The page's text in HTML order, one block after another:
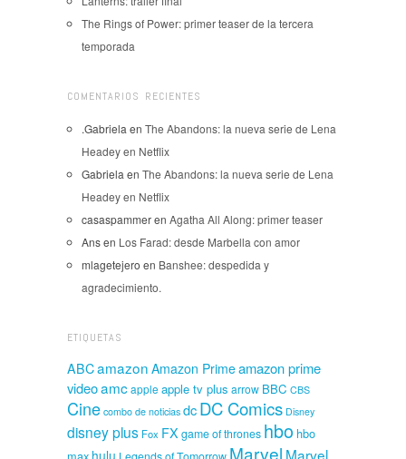
The Rings of Power: primer teaser de la tercera
temporada
COMENTARIOS RECIENTES
.Gabriela en The Abandons: la nueva serie de Lena
Headey en Netflix
Gabriela en The Abandons: la nueva serie de Lena
Headey en Netflix
casaspammeren Agatha All Along: primer teaser
Ansen Los Farad: desde Marbella con amor
mlagetejero en Banshee: despedida y
agradecimiento.
ETIQUETAS
ABCamazon Amazon Primeamazon prime
videoamcapple apple tv plus arrow BBC CBS
Cine combo de noticias dcDC Comics Disney
disney plus Fox FX game of thrones hbo hbo
hulu Marvel Marvel